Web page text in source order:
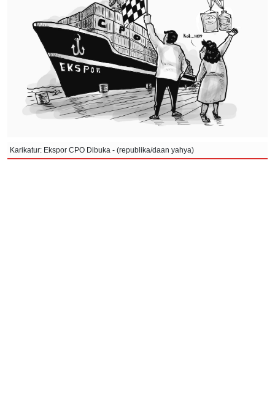
Karikatur: Ekspor CPO Dibuka - (republika/daan yahya)